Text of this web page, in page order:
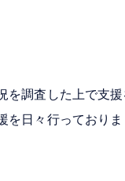
を調査した上で支援
を日々行っておりま